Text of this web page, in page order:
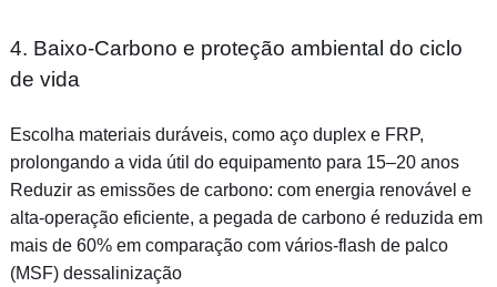
4. Baixo-Carbono e proteção ambiental do ciclo
de vida
Escolha materiais duráveis, como aço duplex e FRP,
prolongando a vida útil do equipamento para 15–20 anos
Reduzir as emissões de carbono: com energia renovável e
alta-operação eficiente, a pegada de carbono é reduzida em
mais de 60% em comparação com vários-flash de palco
(MSF) dessalinização